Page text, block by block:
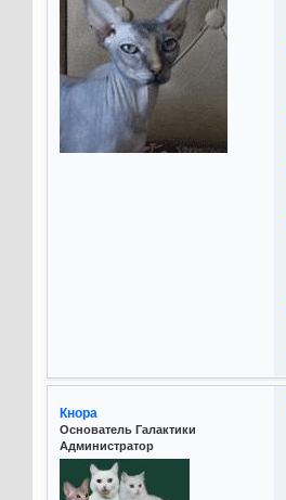
Кнора
Основатель Галактики
Администратор